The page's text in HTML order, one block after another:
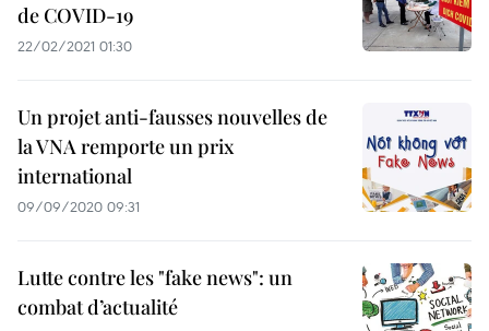
de COVID-19
22/02/2021 01:30
Un projet anti-fausses nouvelles de
la VNA remporte un prix
international
09/09/2020 09:31
Lutte contre les "fake news": un
combat d’actualité